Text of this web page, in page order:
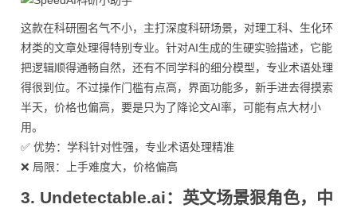
这款在科研圈名气不小，主打深度科研场景，对理工科、生化环
材类的文章处理得特别专业。针对AI生成的生硬实验描述，它能
把逻辑顺得通畅自然，还有不同学科的细分模型，专业术语处理
得很到位。不过操作门槛有点高，界面功能多，新手进去得摸索
半天，价格也偏高，要是只为了降论文AI率，可能有点大材小
用。
✅ 优势：学科针对性强，专业术语处理精准
❌ 局限：上手难度大，价格偏高
3. Undetectable.ai：英文场景狠角色，中